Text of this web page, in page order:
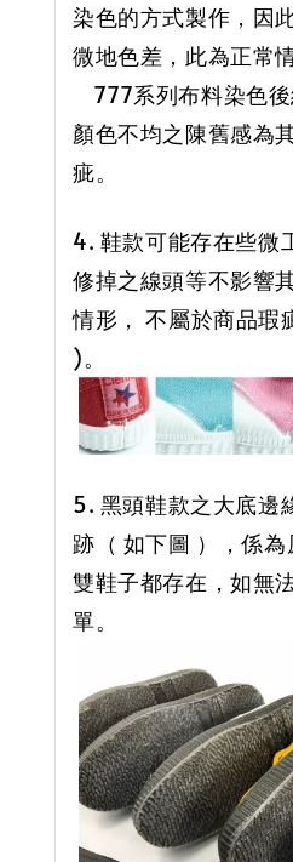
染色的方式製作，因
微地色差，此為正常情
777系列布料染色
顏色不均之陳舊感為
疵。
4. 鞋款可能存在些微
修掉之線頭等不影響
情形， 不屬於商品瑕
)。
5. 黑頭鞋款之大底邊
跡（ 如下圖 ），係
雙鞋子都存在，如無
單。